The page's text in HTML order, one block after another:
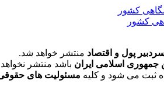
کشور
پول و اقتصاد منتشر خواهد شد.
جمهوری اسلامی ایران باشد منتشر
ثبت می شود و کلیه مسئولیت های